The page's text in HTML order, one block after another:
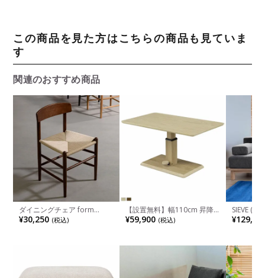
この商品を見た方はこちらの商品も見ていま
す
関連のおすすめ商品
ダイニングチェア form
TROPE 木製 肘なし チェア ペ
ーパーコードチェア 天然木
¥30,250 (税込)
【設置無料】幅110cm 昇降
式センターテーブル 天然木
リビングテーブル 北欧
¥59,900 (税込)
SIEVE (
ソファ 2
ユニット